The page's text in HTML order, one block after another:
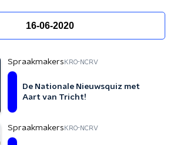
16-06-2020
Spraakmakers KRO-NCRV
De Nationale Nieuwsquiz met
Aart van Tricht!
Spraakmakers KRO-NCRV